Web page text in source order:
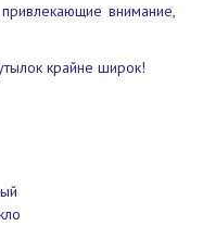
внимание,
крайне широк!